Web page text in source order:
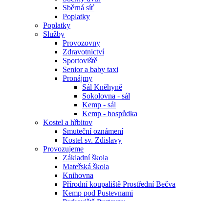
Sběrná síť
Poplatky
Poplatky
Služby
Provozovny
Zdravotnictví
Sportoviště
Senior a baby taxi
Pronájmy
Sál Kněhyně
Sokolovna - sál
Kemp - sál
Kemp - hospůdka
Kostel a hřbitov
Smuteční oznámení
Kostel sv. Zdislavy
Provozujeme
Základní škola
Mateřská škola
Knihovna
Přírodní koupaliště Prostřední Bečva
Kemp pod Pustevnami